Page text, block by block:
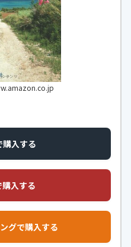
入する
入する
グで購入する